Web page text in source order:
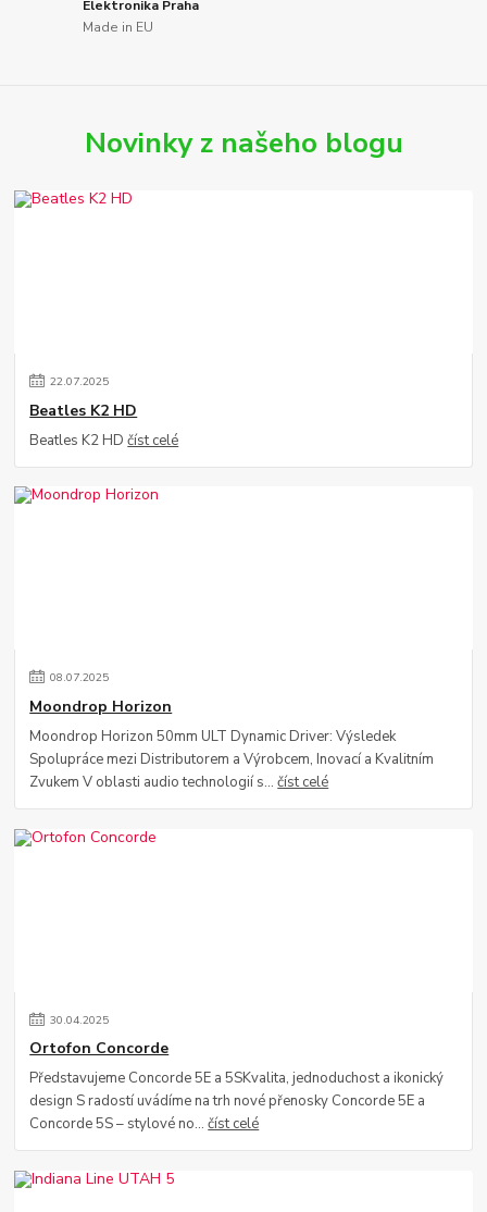
Elektronika Praha
Made in EU
Novinky z našeho blogu
22.07.2025
Beatles K2 HD
Beatles K2 HDčíst celé
08.07.2025
Moondrop Horizon
Moondrop Horizon 50mm ULT Dynamic Driver: Výsledek
Spolupráce mezi Distributorem a Výrobcem, Inovací a Kvalitním
Zvukem V oblasti audio technologií s...číst celé
30.04.2025
Ortofon Concorde
Představujeme Concorde 5E a 5SKvalita, jednoduchost a ikonický
design S radostí uvádíme na trh nové přenosky Concorde 5E a
Concorde 5S – stylové no...číst celé